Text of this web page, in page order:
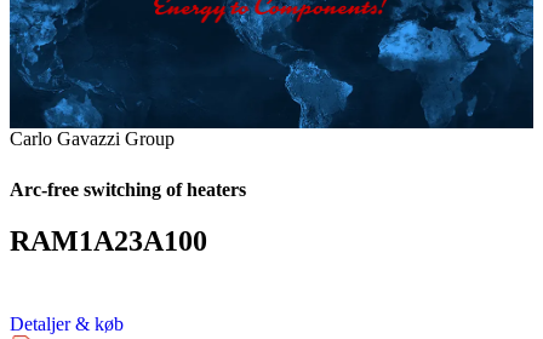
Carlo Gavazzi Group
Arc-free switching of heaters
RAM1A23A100
Detaljer & køb